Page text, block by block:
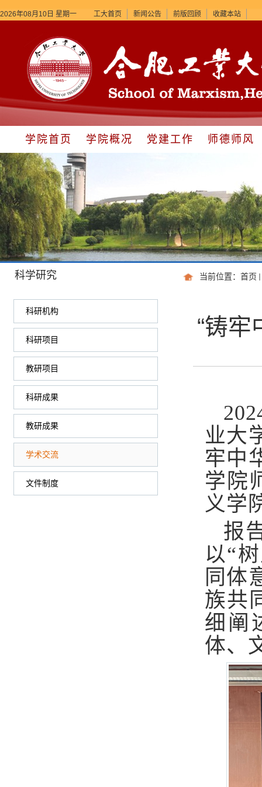
2026年08月10日 星期一 工大首页 新闻公告 前版回顾 收藏本站
学院首页 学院概况 党建工作 师德师风
当前位置： 首页
“铸
业大
牢中
学院
义学
报
以“
同体
族共
细阐
体、
科学研究
科研机构
科研项目
教研项目
科研成果
教研成果
学术交流
文件制度